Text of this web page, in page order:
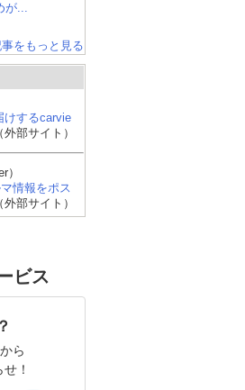
スズキ アルト
が...
をもっと見る
けするcarvie
（外部サイト）
情報をポス
（外部サイト）
ビス
から
！